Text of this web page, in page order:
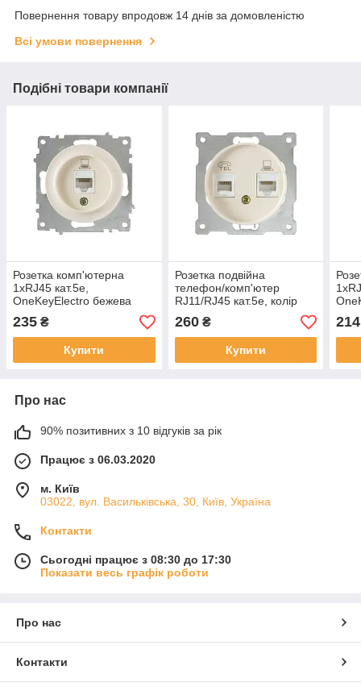
Повернення товару впродовж 14 днів за домовленістю
Всі умови повернення
Подібні товари компанії
Розетка комп'ютерна
1xRJ45 кат.5e,
OneKeyElectro бежева
235 ₴
Купити
Розетка подвійна
телефон/комп'ютер
RJ11/RJ45 кат.5e, колір
260₴
Купити
214
Про нас
90% позитивних з 10 відгуків за рік
Працює з 06.03.2020
м. Київ
03022, вул. Васильківська, 30, Київ, Україна
Контакти
Сьогодні працює з 08:30 до 17:30
Показати весь графік роботи
Про нас
Контакти